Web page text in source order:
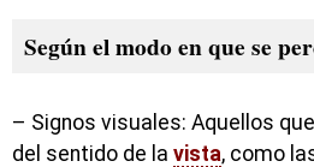
Según el modo en que se
– Signos visuales: Aquellos
del sentido de la vista, como